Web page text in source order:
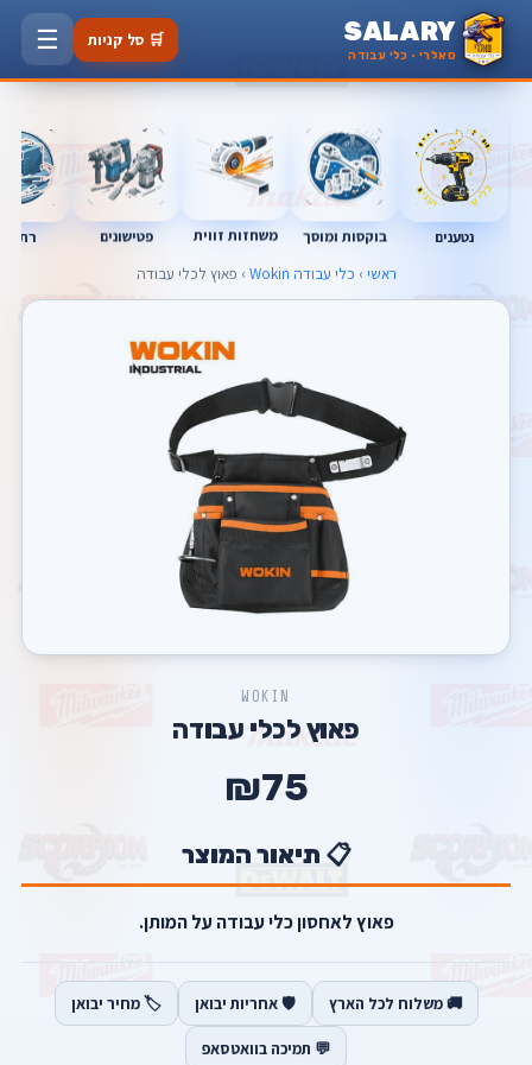
SALARY
סאלרי · כלי עבודה
🛒 סל קניות ☰
נטענים בוקסות ומוסך משחזות זווית פטישונים
ראשי › כלי עבודה Wokin › פאוץ לכלי עבודה
WOKIN
פאוץ לכלי עבודה
₪75
📋 תיאור המוצר
פאוץ לאחסון כלי עבודה על המותן.
🚚 משלוח לכל הארץ 🛡️ אחריות יבואן 🏷️ מחיר יבואן
💬 תמיכה בוואטסאפ